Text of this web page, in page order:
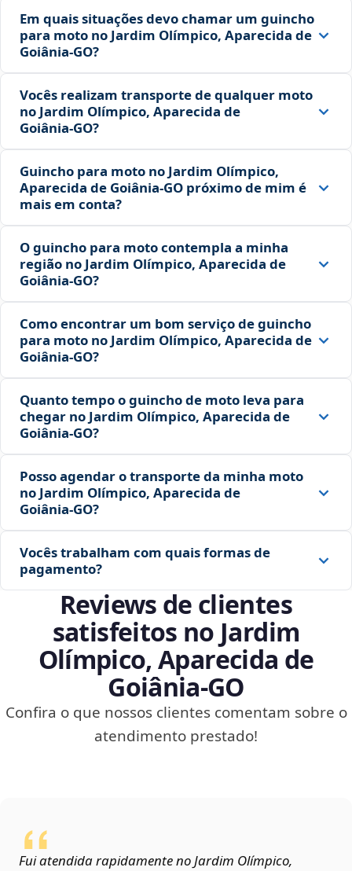
Em quais situações devo chamar um guincho
para moto no Jardim Olímpico, Aparecida de
Goiânia‑GO?
Vocês realizam transporte de qualquer moto
no Jardim Olímpico, Aparecida de
Goiânia‑GO?
Guincho para moto no Jardim Olímpico,
Aparecida de Goiânia‑GO próximo de mim é
mais em conta?
O guincho para moto contempla a minha
região no Jardim Olímpico, Aparecida de
Goiânia‑GO?
Como encontrar um bom serviço de guincho
para moto no Jardim Olímpico, Aparecida de
Goiânia‑GO?
Quanto tempo o guincho de moto leva para
chegar no Jardim Olímpico, Aparecida de
Goiânia‑GO?
Posso agendar o transporte da minha moto
no Jardim Olímpico, Aparecida de
Goiânia‑GO?
Vocês trabalham com quais formas de
pagamento?
Reviews de clientes
satisfeitos no Jardim
Olímpico, Aparecida de
Goiânia‑GO
Confira o que nossos clientes comentam sobre o
atendimento prestado!
Fui atendida rapidamente no Jardim Olímpico,